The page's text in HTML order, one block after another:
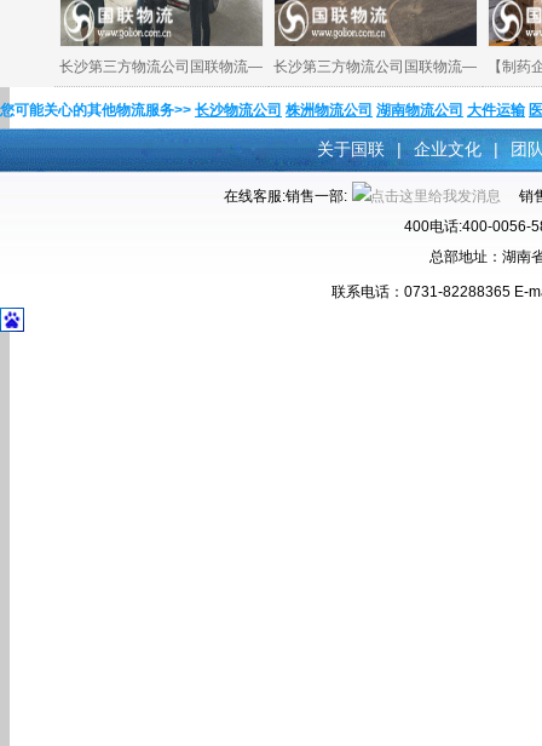
长沙第三方物流公司国联物流— 长沙第三方物流公司国联物流— 【制药
您可能关心的其他物流服务>> 长沙物流公司 株洲物流公司 湖南物流公司 大件运输
关于国联 | 企业文化 | 团
在线客服:销售一部:
销
400电话:400-0056-
总部地址：湖南
联系电话：0731-82288365 E-